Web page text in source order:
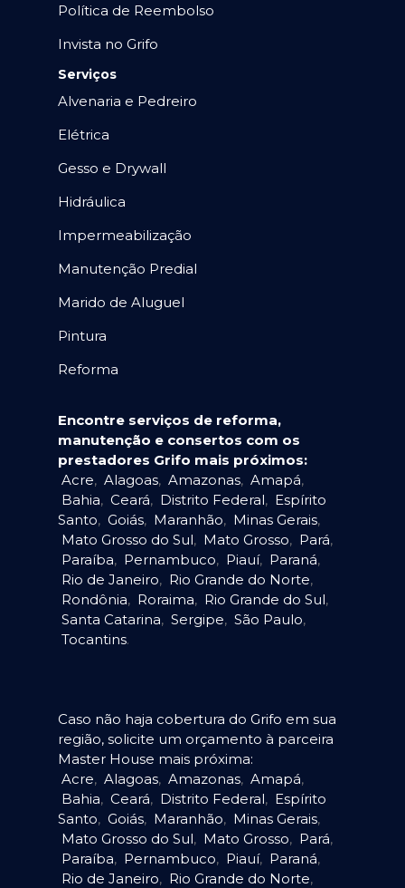
Política de Reembolso
Invista no Grifo
Serviços
Alvenaria e Pedreiro
Elétrica
Gesso e Drywall
Hidráulica
Impermeabilização
Manutenção Predial
Marido de Aluguel
Pintura
Reforma
Encontre serviços de reforma,
manutenção e consertos com os
prestadores Grifo mais próximos:
Acre, Alagoas, Amazonas, Amapá,
Bahia, Ceará, Distrito Federal, Espírito
Santo, Goiás, Maranhão, Minas Gerais,
Mato Grosso do Sul, Mato Grosso, Pará,
Paraíba, Pernambuco, Piauí, Paraná,
Rio de Janeiro, Rio Grande do Norte,
Rondônia, Roraima, Rio Grande do Sul,
Santa Catarina, Sergipe, São Paulo,
Tocantins.
Caso não haja cobertura do Grifo em sua
região, solicite um orçamento à parceira
Master House mais próxima:
Acre, Alagoas, Amazonas, Amapá,
Bahia, Ceará, Distrito Federal, Espírito
Santo, Goiás, Maranhão, Minas Gerais,
Mato Grosso do Sul, Mato Grosso, Pará,
Paraíba, Pernambuco, Piauí, Paraná,
Rio de Janeiro, Rio Grande do Norte,